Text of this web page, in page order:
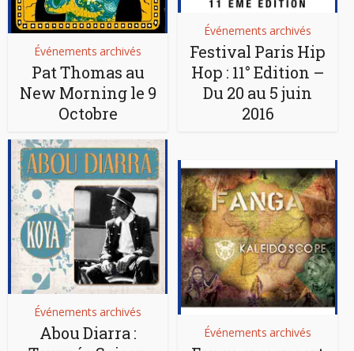
Événements archivés
Pat Thomas au
New Morning le 9
Octobre
Événements archivés
Festival Paris Hip
Hop : 11° Edition –
Du 20 au 5 juin
2016
Événements archivés
Abou Diarra :
Événements archivés